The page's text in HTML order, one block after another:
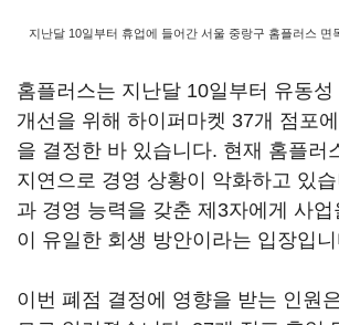
지난달 10일부터 휴업에 들어간 서울 중랑구 홈플러스 면
홈플러스는 지난달 10일부터 유동성
개선을 위해 하이퍼마켓 37개 점포
을 결정한 바 있습니다. 현재 홈플러
지연으로 경영 상황이 악화하고 있
과 경영 능력을 갖춘 제3자에게 사업
이 유일한 회생 방안이라는 입장입
이번 폐점 결정에 영향을 받는 인원